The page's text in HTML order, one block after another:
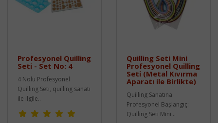
Profesyonel Quilling
Seti - Set No: 4
4 Nolu Profesyonel
Quilling Seti, quilling sanatı
ile ilgile..
Quilling Seti Mini
Profesyonel Quilling
Seti (Metal Kıvırma
Aparatı ile Birlikte)
Quilling Sanatına
Profesyonel Başlangıç:
Quilling Seti Mini ..